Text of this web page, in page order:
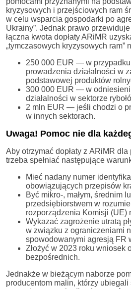
kryzysowych i przejściowych ram
w celu wsparcia gospodarki po
Ukrainy”. Jednak prawo
łączna kwota dopłaty ARiMR
„tymczasowych kryzysowych ram”
250 000 EUR — w przypadku
prowadzenia działalności w
podstawowej produktów
300 000 EUR — w
działalności w sektorze
2 mln EUR — jeśli chodzi o
w innych sektorach.
Uwaga! Pomoc nie dla
Aby otrzymać dopłaty z ARiMR
trzeba spełniać następujące
Mieć nadany numer
obowiązujących przepisów
Być mikro-, małym, średnim
przedsiębiorstwem w
rozporządzenia Komisji (UE)
Wykazać zagrożenie utratą
w związku z ograniczeniami
spowodowanymi agresją FR
Złożyć w 2023 roku wniosek
bezpośrednich.
Jednakże w bieżącym naborze
producentom malin, którzy